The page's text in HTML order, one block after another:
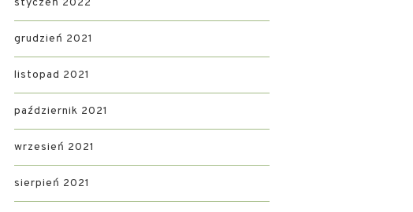
styczeń 2022
grudzień 2021
listopad 2021
październik 2021
wrzesień 2021
sierpień 2021